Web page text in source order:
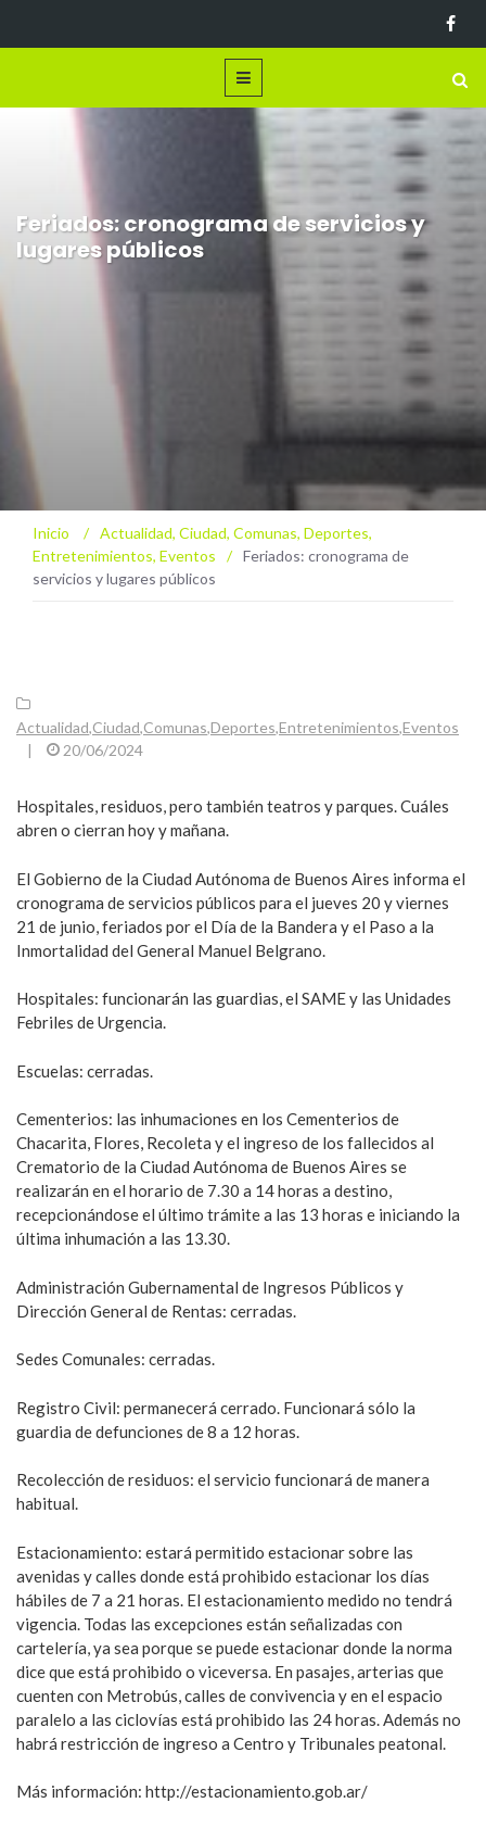
Feriados: cronograma de servicios y
lugares públicos
Inicio / Actualidad, Ciudad, Comunas, Deportes,
Entretenimientos, Eventos / Feriados: cronograma de
servicios y lugares públicos
Actualidad,Ciudad,Comunas,Deportes,Entretenimientos,Eventos
|
20/06/2024
Hospitales, residuos, pero también teatros y parques. Cuáles
abren o cierran hoy y mañana.
El Gobierno de la Ciudad Autónoma de Buenos Aires informa el
cronograma de servicios públicos para el jueves 20 y viernes
21 de junio, feriados por el Día de la Bandera y el Paso a la
Inmortalidad del General Manuel Belgrano.
Hospitales: funcionarán las guardias, el SAME y las Unidades
Febriles de Urgencia.
Escuelas: cerradas.
Cementerios: las inhumaciones en los Cementerios de
Chacarita, Flores, Recoleta y el ingreso de los fallecidos al
Crematorio de la Ciudad Autónoma de Buenos Aires se
realizarán en el horario de 7.30 a 14 horas a destino,
recepcionándose el último trámite a las 13 horas e iniciando la
última inhumación a las 13.30.
Administración Gubernamental de Ingresos Públicos y
Dirección General de Rentas: cerradas.
Sedes Comunales: cerradas.
Registro Civil: permanecerá cerrado. Funcionará sólo la
guardia de defunciones de 8 a 12 horas.
Recolección de residuos: el servicio funcionará de manera
habitual.
Estacionamiento: estará permitido estacionar sobre las
avenidas y calles donde está prohibido estacionar los días
hábiles de 7 a 21 horas. El estacionamiento medido no tendrá
vigencia. Todas las excepciones están señalizadas con
cartelería, ya sea porque se puede estacionar donde la norma
dice que está prohibido o viceversa. En pasajes, arterias que
cuenten con Metrobús, calles de convivencia y en el espacio
paralelo a las ciclovías está prohibido las 24 horas. Además no
habrá restricción de ingreso a Centro y Tribunales peatonal.
Más información: http://estacionamiento.gob.ar/